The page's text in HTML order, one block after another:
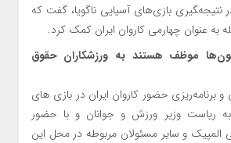
نتیجه‌‍گیری بازی‌های آسیایی ناگویا، گفت که
به عنوان چهارمی کاروان ایران کمک کرد.
موظف هستند به ورزشکاران حقوق
حضور کاروان ایران در بازی های
ناگویا به ریاست وزیر ورزش و جوانان و با حضور
المپیک و سایر مسئولان مربوطه در محل این